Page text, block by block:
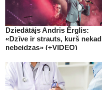
Dziedātājs Andris Ērglis:
«Dzīve ir strauts, kurš nekad
nebeidzas» (+VIDEO)